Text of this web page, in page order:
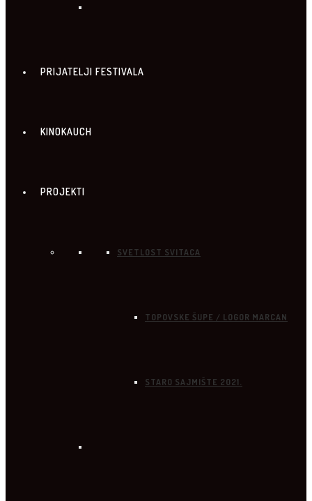
PRIJATELJI FESTIVALA
KINOKAUCH
PROJEKTI
SVETLOST SVITACA
TOPOVSKE ŠUPE / LOGOR MARCAN
STARO SAJMIŠTE 2021.